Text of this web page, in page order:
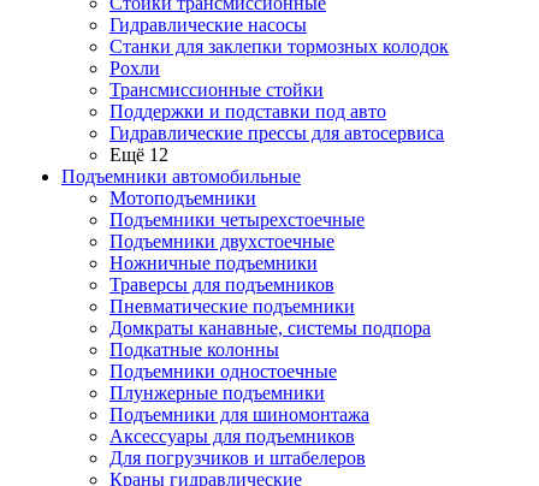
Гидравлические насосы
Cтанки для заклепки тормозных колодок
Рохли
Трансмиссионные стойки
Поддержки и подставки под авто
Гидравлические прессы для автосервиса
Ещё 12
Подъемники автомобильные
Мотоподъемники
Подъемники четырехстоечные
Подъемники двухстоечные
Ножничные подъемники
Траверсы для подъемников
Пневматические подъемники
Домкраты канавные, системы подпора
Подкатные колонны
Подъемники одностоечные
Плунжерные подъемники
Подъемники для шиномонтажа
Аксессуары для подъемников
Для погрузчиков и штабелеров
Краны гидравлические